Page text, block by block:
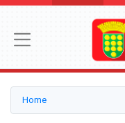
Home